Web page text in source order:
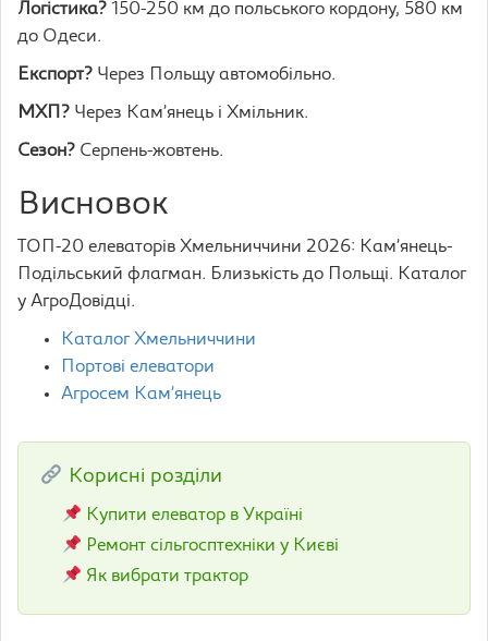
Логістика? 150-250 км до польського кордону, 580 км
до Одеси.
Експорт? Через Польщу автомобільно.
МХП? Через Кам’янець і Хмільник.
Сезон? Серпень-жовтень.
Висновок
ТОП-20 елеваторів Хмельниччини 2026: Кам’янець-
Подільський флагман. Близькість до Польщі. Каталог
у АгроДовідці.
Каталог Хмельниччини
Портові елеватори
Агросем Кам’янець
Корисні розділи
Купити елеватор в Україні
Ремонт сільгосптехніки у Києві
Як вибрати трактор